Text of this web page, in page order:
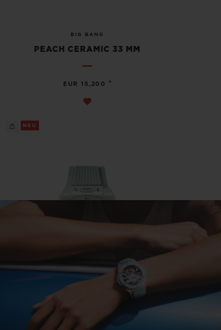
BIG BANG
PEACH CERAMIC 33 MM
EUR 15,200 •
NEU